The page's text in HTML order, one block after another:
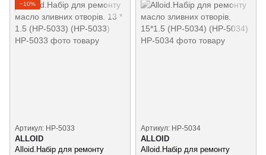
−10%
Артикул: НР-5033
ALLOID
Alloid.Набір для ремонту
Артикул: НР-5034
ALLOID
Alloid.Набір для ремонту